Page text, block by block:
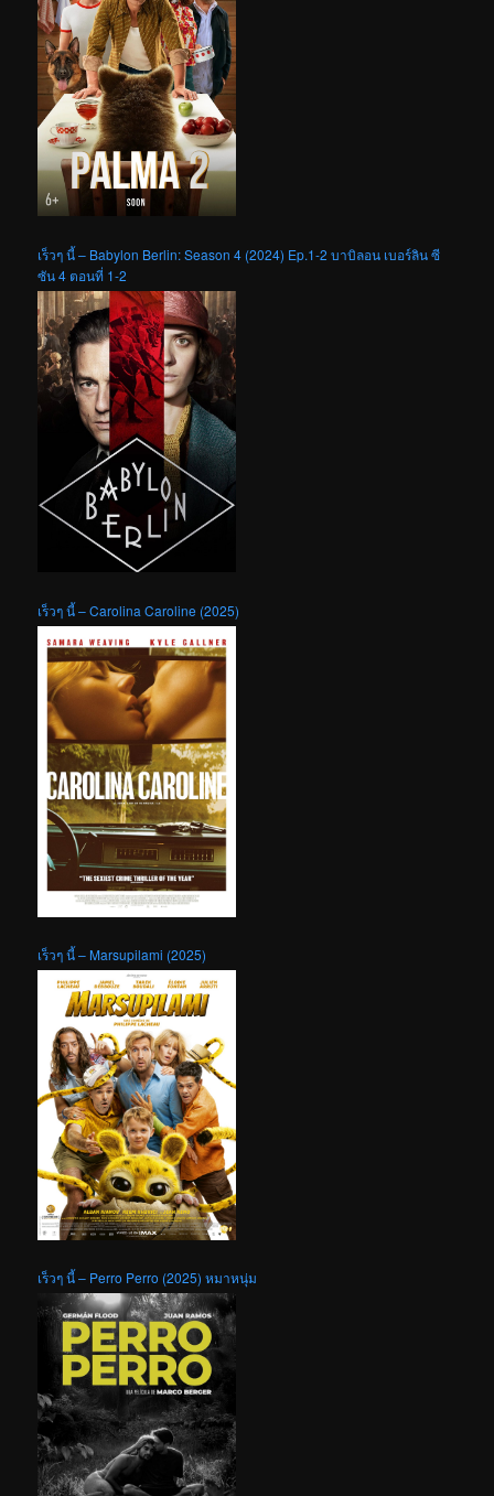
เร็วๆ นี้ – Babylon Berlin: Season 4 (2024) Ep.1-2 บาบิลอน เบอร์ลิน ซี
ซัน 4 ตอนที่ 1-2
เร็วๆ นี้ – Carolina Caroline (2025)
เร็วๆ นี้ – Marsupilami (2025)
เร็วๆ นี้ – Perro Perro (2025) หมาหนุ่ม